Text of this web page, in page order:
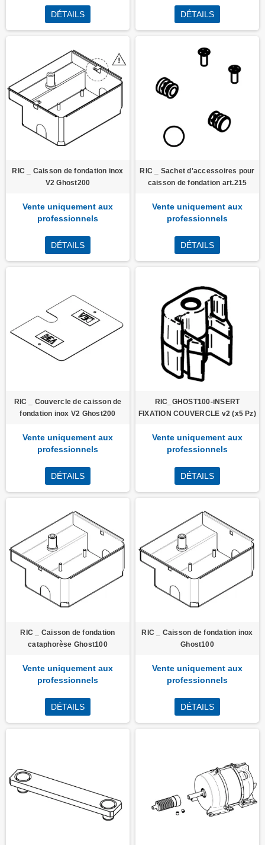
DÉTAILS DÉTAILS
RIC _ Caisson de fondation inox
V2 Ghost200
Vente uniquement aux
professionnels
DÉTAILS
RIC _ Sachet d'accessoires pour
caisson de fondation art.215
Vente uniquement aux
professionnels
DÉTAILS
RIC _ Couvercle de caisson de
fondation inox V2 Ghost200
Vente uniquement aux
professionnels
DÉTAILS
RIC_GHOST100-iNSERT
FIXATION COUVERCLE v2 (x5 Pz)
Vente uniquement aux
professionnels
DÉTAILS
RIC _ Caisson de fondation
cataphorèse Ghost100
Vente uniquement aux
professionnels
DÉTAILS
RIC _ Caisson de fondation inox
Ghost100
Vente uniquement aux
professionnels
DÉTAILS